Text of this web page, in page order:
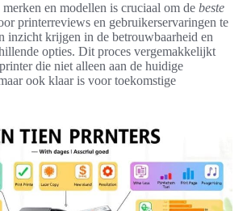
en modellen is cruciaal om de beste
printerreviews en gebruikerservaringen te
inzicht krijgen in de betrouwbaarheid en
opties. Dit proces vergemakkelijkt
die niet alleen aan de huidige
ook klaar is voor toekomstige